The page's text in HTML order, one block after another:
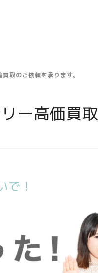
取のご依頼を承ります。
ー高価買取
！